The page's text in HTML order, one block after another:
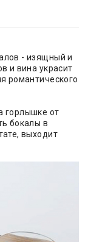
- изящный и
и вина украсит
романтического
горлышке от
бокалы в
выходит